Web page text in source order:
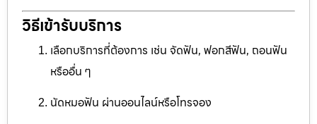
วิธีเข้ารับบริการ
เลือกบริการที่ต้องการ เช่น จัดฟัน, ฟอกสีฟัน, ถอนฟัน
หรืออื่น ๆ
นัดหมอฟัน ผ่านออนไลน์หรือโทรจอง